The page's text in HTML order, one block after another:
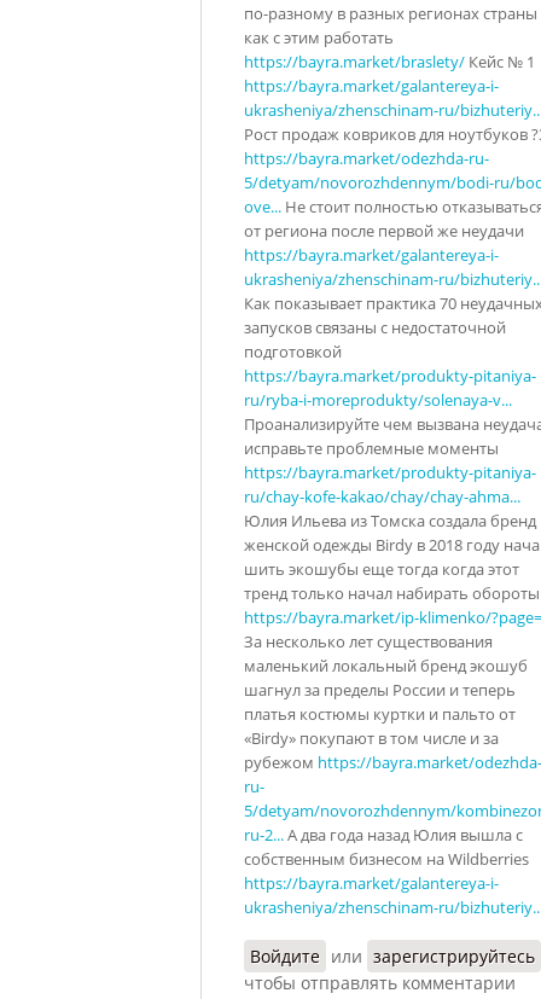
по-разному в разных регионах страны
как с этим работать
https://bayra.market/braslety/ Кейс № 1
https://bayra.market/galantereya-i-
ukrasheniya/zhenschinam-ru/
Рост продаж ковриков для ноутбуков
https://bayra.market/odezhda-ru-
5/detyam/novorozhdennym/bodi-ru/
ove... Не стоит полностью
от региона после первой же неудачи
https://bayra.market/galantereya-i-
ukrasheniya/zhenschinam-ru/
Как показывает практика 70
запусков связаны с недостаточной
подготовкой
https://bayra.market/produkty-pitaniya-
ru/ryba-i-moreprodukty/solenaya-v...
Проанализируйте чем вызвана
исправьте проблемные моменты
https://bayra.market/produkty-pitaniya-
ru/chay-kofe-kakao/chay/chay-ahma...
Юлия Ильева из Томска создала бренд
женской одежды Birdy в 2018 году
шить экошубы еще тогда когда этот
тренд только начал набирать обороты
https://bayra.market/ip-klimenko/
За несколько лет существования
маленький локальный бренд экошуб
шагнул за пределы России и теперь
платья костюмы куртки и пальто от
«Birdy» покупают в том числе и за
рубежом https://bayra.market/odezhda-
ru-
5/detyam/novorozhdennym/
ru-2...А два года назад Юлия вышла с
собственным бизнесом на Wildberries
https://bayra.market/galantereya-i-
ukrasheniya/zhenschinam-ru/
Войдите или зарегистрируйтесь
чтобы отправлять комментарии